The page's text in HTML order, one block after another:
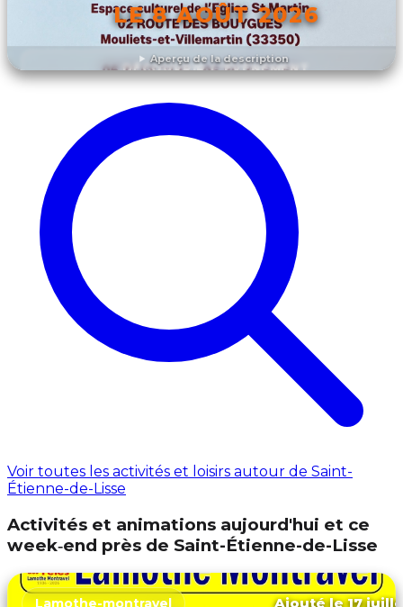
Aperçu de la description
LE 8 AOÛT 2026
DÉCOUVRIR L'ÉVÉNEMENT
Voir toutes les activités et loisirs autour de Saint-
Étienne-de-Lisse
Activités et animations aujourd'hui et ce
week‑end près de Saint-Étienne-de-Lisse
Lamothe-montravel Ajouté le 17